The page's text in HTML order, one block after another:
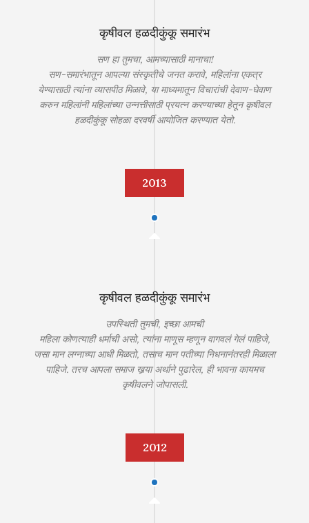
कृषीवल हळदीकुंकू समारंभ
सण हा तुमचा, आमच्यासाठी मानाचा!
सण-समारंभातून आपल्या संस्कृतीचे जनत करावे, महिलांना एकत्र
येण्यासाठी त्यांना व्यासपीठ मिळावे, या माध्यमातून विचारांची देवाण-घेवाण
करुन महिलांनी महिलांच्या उन्नत्तीसाठी प्रयत्न करण्याच्या हेतून कृषीवल
हळदीकुंकू सोहळा दरवर्षी आयोजित करण्यात येतो.
2013
कृषीवल हळदीकुंकू समारंभ
उपस्थिती तुमची, इच्छा आमची
महिला कोणत्याही धर्माची असो, त्यांना माणूस म्हणून वागवलं गेलं पाहिजे,
जसा मान लग्नाच्या आधी मिळतो, तसाच मान पतीच्या निधनानंतरही मिळाला
पाहिजे. तरच आपला समाज खर्‍या अर्थाने पुढारेल, ही भावना कायमच
कृषीवलने जोपासली.
2012